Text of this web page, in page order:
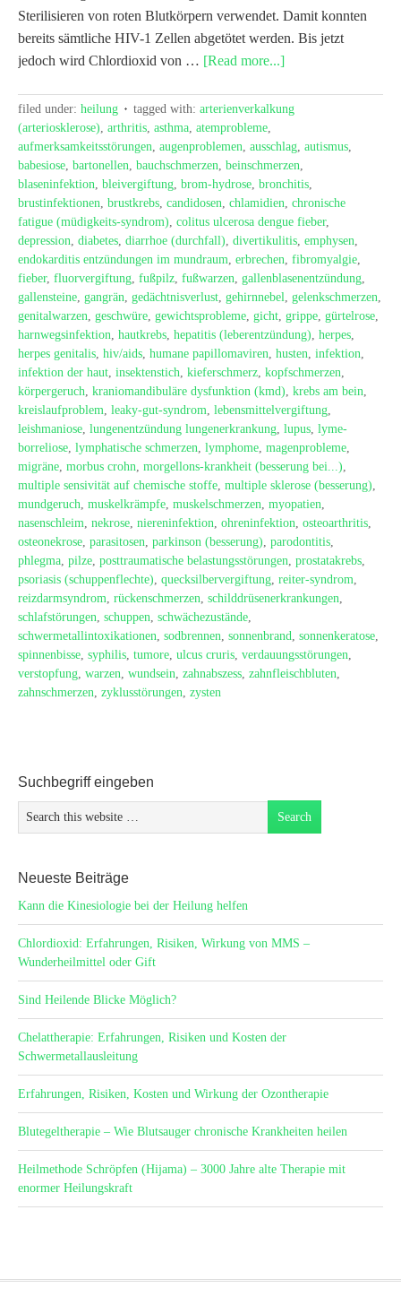
Sterilisieren von roten Blutkörpern verwendet. Damit konnten
bereits sämtliche HIV-1 Zellen abgetötet werden. Bis jetzt
jedoch wird Chlordioxid von … [Read more...]
filed under: heilung tagged with: arterienverkalkung
(arteriosklerose), arthritis, asthma, atemprobleme,
aufmerksamkeitsstörungen, augenproblemen, ausschlag, autismus,
babesiose, bartonellen, bauchschmerzen, beinschmerzen,
blaseninfektion, bleivergiftung, brom-hydrose, bronchitis,
brustinfektionen, brustkrebs, candidosen, chlamidien, chronische
fatigue (müdigkeits-syndrom), colitus ulcerosa dengue fieber,
depression, diabetes, diarrhoe (durchfall), divertikulitis, emphysen,
endokarditis entzündungen im mundraum, erbrechen, fibromyalgie,
fieber, fluorvergiftung, fußpilz, fußwarzen, gallenblasenentzündung,
gallensteine, gangrän, gedächtnisverlust, gehirnnebel, gelenkschmerzen,
genitalwarzen, geschwüre, gewichtsprobleme, gicht, grippe, gürtelrose,
harnwegsinfektion, hautkrebs, hepatitis (leberentzündung), herpes,
herpes genitalis, hiv/aids, humane papillomaviren, husten, infektion,
infektion der haut, insektenstich, kieferschmerz, kopfschmerzen,
körpergeruch, kraniomandibuläre dysfunktion (kmd), krebs am bein,
kreislaufproblem, leaky-gut-syndrom, lebensmittelvergiftung,
leishmaniose, lungenentzündung lungenerkrankung, lupus, lyme-
borreliose, lymphatische schmerzen, lymphome, magenprobleme,
migräne, morbus crohn, morgellons-krankheit (besserung bei...),
multiple sensivität auf chemische stoffe, multiple sklerose (besserung),
mundgeruch, muskelkrämpfe, muskelschmerzen, myopatien,
nasenschleim, nekrose, niereninfektion, ohreninfektion, osteoarthritis,
osteonekrose, parasitosen, parkinson (besserung), parodontitis,
phlegma, pilze, posttraumatische belastungsstörungen, prostatakrebs,
psoriasis (schuppenflechte), quecksilbervergiftung, reiter-syndrom,
reizdarmsyndrom, rückenschmerzen, schilddrüsenerkrankungen,
schlafstörungen, schuppen, schwächezustände,
schwermetallintoxikationen, sodbrennen, sonnenbrand, sonnenkeratose,
spinnenbisse, syphilis, tumore, ulcus cruris, verdauungsstörungen,
verstopfung, warzen, wundsein, zahnabszess, zahnfleischbluten,
zahnschmerzen, zyklusstörungen, zysten
Suchbegriff eingeben
Neueste Beiträge
Kann die Kinesiologie bei der Heilung helfen
Chlordioxid: Erfahrungen, Risiken, Wirkung von MMS –
Wunderheilmittel oder Gift
Sind Heilende Blicke Möglich?
Chelattherapie: Erfahrungen, Risiken und Kosten der
Schwermetallausleitung
Erfahrungen, Risiken, Kosten und Wirkung der Ozontherapie
Blutegeltherapie – Wie Blutsauger chronische Krankheiten heilen
Heilmethode Schröpfen (Hijama) – 3000 Jahre alte Therapie mit
enormer Heilungskraft